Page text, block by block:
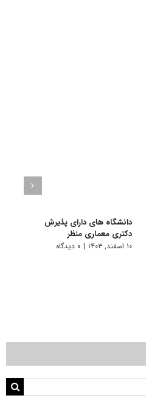
دانشگاه های دارای پذیرش
دکتری ﻣﻌﻤﺎری منظر
۱۰ اسفند, ۱۴۰۳ | ۰ دیدگاه